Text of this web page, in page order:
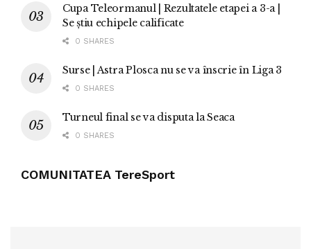
Cupa Teleormanul | Rezultatele etapei a 3-a |
Se știu echipele calificate
0 SHARES
Surse | Astra Plosca nu se va înscrie în Liga 3
0 SHARES
Turneul final se va disputa la Seaca
0 SHARES
COMUNITATEA TereSport